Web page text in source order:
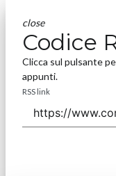
close
Codice
Clicca sul pulsante
appunti.
RSS link